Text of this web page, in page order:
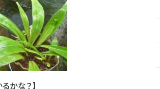
かな？】